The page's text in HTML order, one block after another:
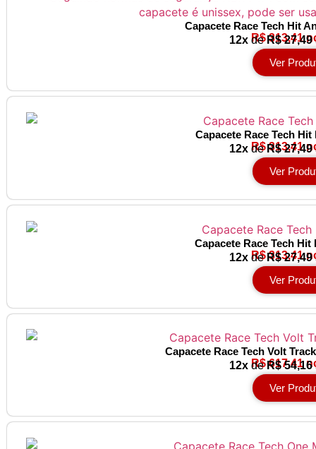
Capacete Race Tech Hit
R$ 313,41
12xde R$ 27,49
Ver
Capacete Race Tech
R$ 313,41
12xde R$ 27,49
Ver
Capacete Race Tech
R$ 313,41
12xde R$ 27,49
Ver
Capacete Race Tech Volt
R$ 617,41
12xde R$ 54,16
Ver